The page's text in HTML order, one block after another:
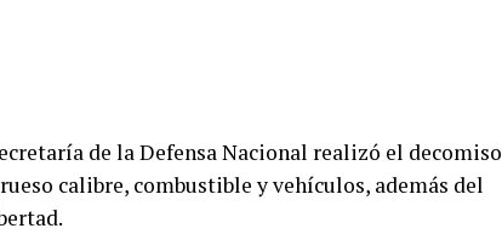
de la Defensa Nacional realizó el decomiso
calibre, combustible y vehículos, además del